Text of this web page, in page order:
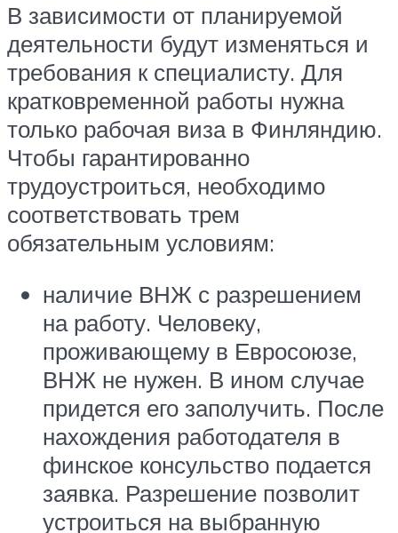
В зависимости от планируемой
деятельности будут изменяться и
требования к специалисту. Для
кратковременной работы нужна
только рабочая виза в Финляндию.
Чтобы гарантированно
трудоустроиться, необходимо
соответствовать трем
обязательным условиям:
наличие ВНЖ с разрешением
на работу. Человеку,
проживающему в Евросоюзе,
ВНЖ не нужен. В ином случае
придется его заполучить. После
нахождения работодателя в
финское консульство подается
заявка. Разрешение позволит
устроиться на выбранную